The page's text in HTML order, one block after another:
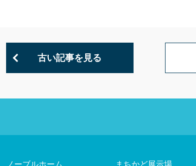
古い記事を見る
ノーブルホーム まちかど展示場